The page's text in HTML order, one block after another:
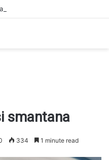
la cuptor
smantana
334 1 minute read